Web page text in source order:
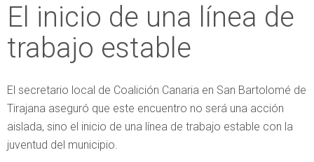
El inicio de una línea de
trabajo estable
El secretario local de Coalición Canaria en San Bartolomé de
Tirajana aseguró que este encuentro no será una acción
aislada, sino el inicio de una línea de trabajo estable con la
juventud del municipio.